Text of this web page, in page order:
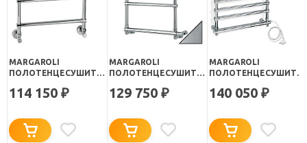
MARGAROLI
ПОЛОТЕНЦЕСУШИТЕЛЬ
114 150 ₽
MARGAROLI
ПОЛОТЕНЦЕСУШИТЕЛЬ
ШЛИФОВАННЫЙ
129 750 ₽
MARGAROLI
140 050 ₽